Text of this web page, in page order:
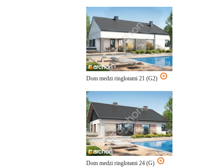
Dom medzi ringlotami 21 (G2)
Dom medzi ringlotami 24 (G)